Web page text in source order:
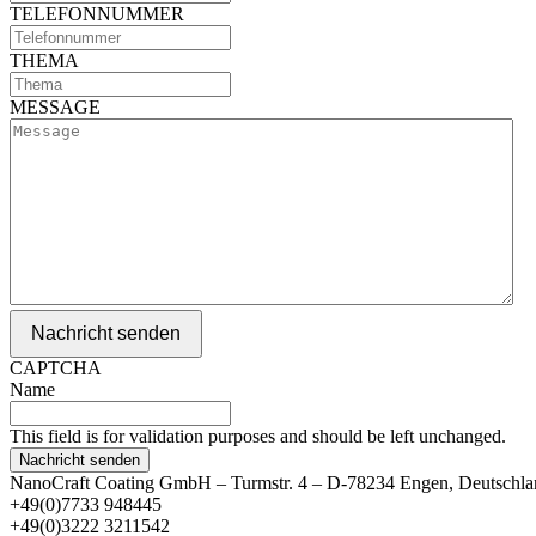
TELEFONNUMMER
THEMA
MESSAGE
Nachricht senden
CAPTCHA
Name
This field is for validation purposes and should be left unchanged.
NanoCraft Coating GmbH – Turmstr. 4 – D-78234 Engen,
+49(0)7733 948445
+49(0)3222 3211542